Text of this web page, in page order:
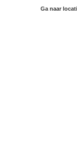
Ga naar